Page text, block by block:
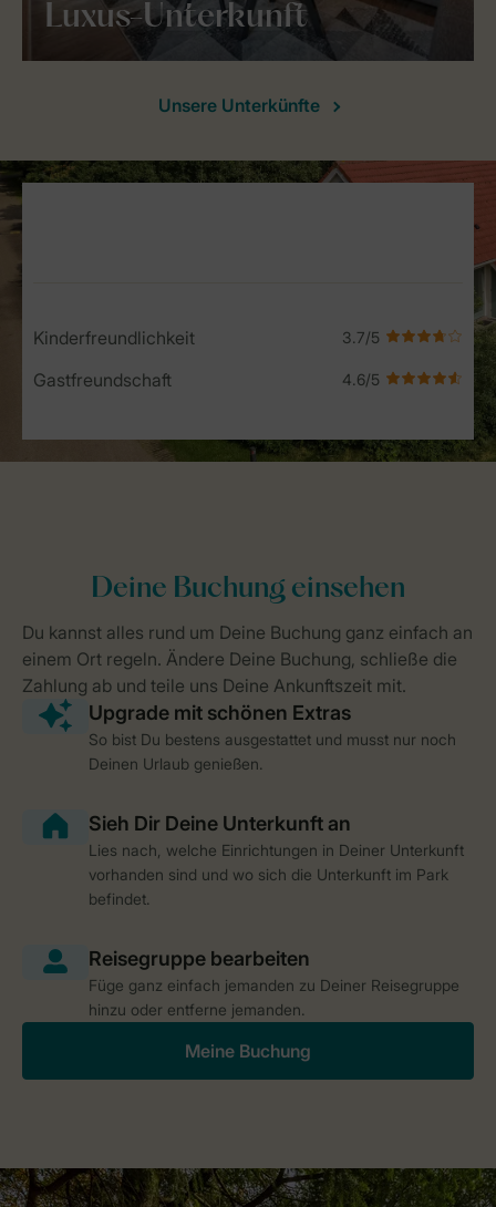
Luxus-Unterkunft
Unsere Unterkünfte
Kinderfreundlichkeit
Gastfreundschaft
So bist Du bestens ausgestattet und musst nur noch
Deinen Urlaub genießen.
Lies nach, welche Einrichtungen in Deiner Unterkunft
vorhanden sind und wo sich die Unterkunft im Park
befindet.
Füge ganz einfach jemanden zu Deiner Reisegruppe
hinzu oder entferne jemanden.
Meine Buchung